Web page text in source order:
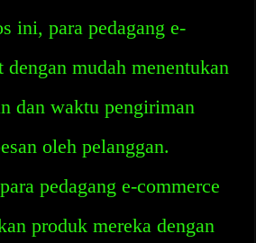
ini, para pedagang e-
dengan mudah menentukan
dan waktu pengiriman
oleh pelanggan.
pedagang e-commerce
produk mereka dengan